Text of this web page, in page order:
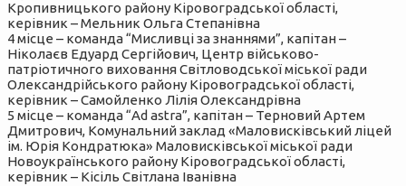
Кропивницького району Кіровоградської області,
керівник – Мельник Ольга Степанівна
4 місце – команда “Мисливці за знаннями”, капітан –
Ніколаєв Едуард Сергійович, Центр військово-
патріотичного виховання Світловодської міської ради
Олександрійського району Кіровоградської області,
керівник – Самойленко Лілія Олександрівна
5 місце – команда “Ad astra”, капітан – Терновий Артем
Дмитрович, Комунальний заклад «Маловисківський ліцей
ім. Юрія Кондратюка» Маловисківської міської ради
Новоукраїнського району Кіровоградської області,
керівник – Кісіль Світлана Іванівна